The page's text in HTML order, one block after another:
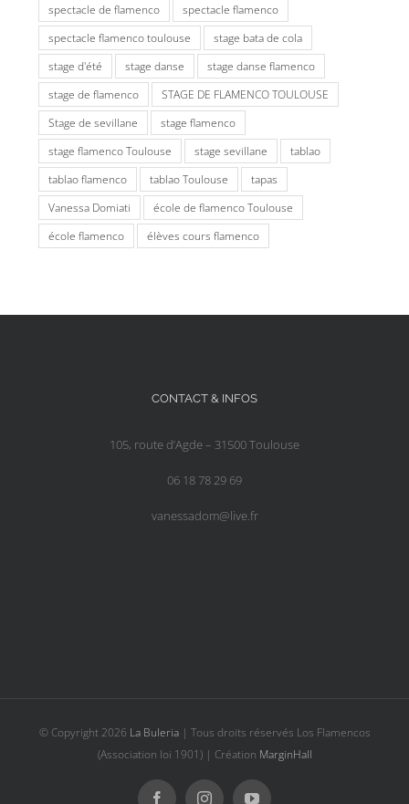
spectacle de flamenco
spectacle flamenco
spectacle flamenco toulouse
stage bata de cola
stage d'été
stage danse
stage danse flamenco
stage de flamenco
STAGE DE FLAMENCO TOULOUSE
Stage de sevillane
stage flamenco
stage flamenco Toulouse
stage sevillane
tablao
tablao flamenco
tablao Toulouse
tapas
Vanessa Domiati
école de flamenco Toulouse
école flamenco
élèves cours flamenco
CONTACT & INFOS
105, route d’Agde – 31500 Toulouse
06 18 78 29 69
vanessadom@live.fr
© Copyright 2026 La Buleria| Tous droits réservés Los Flamencos
(Association loi 1901) | Création MarginHall